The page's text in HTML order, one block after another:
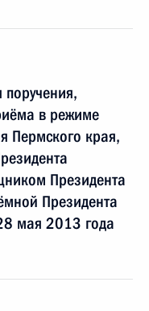
поручения,
в режиме
Пермского края,
Президента
Президента
мая 2013 года